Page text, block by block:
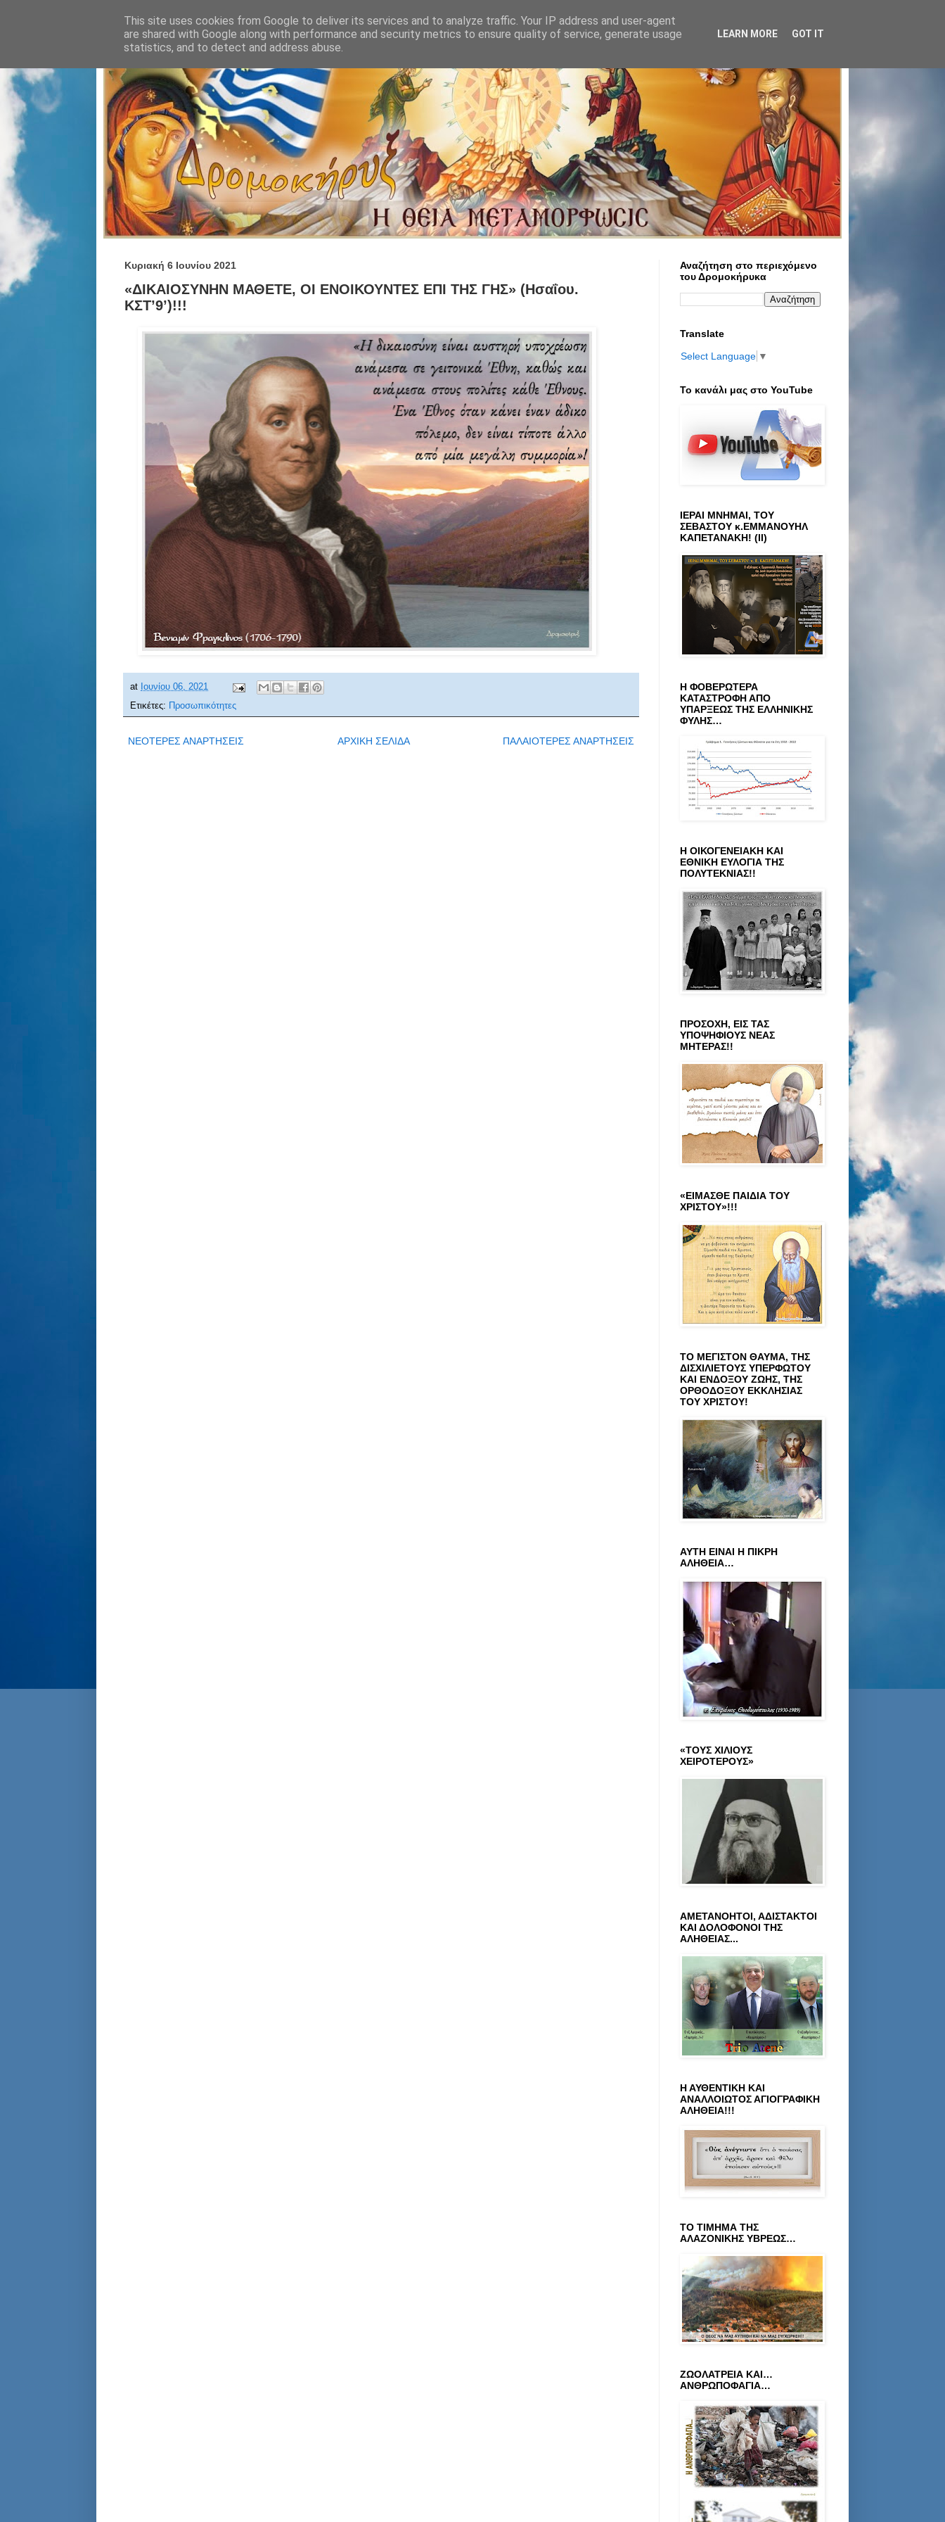
Κυριακή 6 Ιουνίου 2021
«ΔΙΚΑΙΟΣΥΝΗΝ ΜΑΘΕΤΕ, ΟΙ ΕΝΟΙΚΟΥΝΤΕΣ ΕΠΙ ΤΗΣ ΓΗΣ» (Ησαΐου.
ΚΣΤ’9’)!!!
at Ιουνίου 06, 2021
Ετικέτες:
Προσωπικότητες
ΝΕΟΤΕΡΕΣ ΑΝΑΡΤΗΣΕΙΣ ΠΑΛΑΙΟΤΕΡΕΣ ΑΝΑΡΤΗΣΕΙΣ
ΑΡΧΙΚΗ ΣΕΛΙΔΑ
Αναζήτηση στο περιεχόμενο
του Δρομοκήρυκα
Translate
Select Language ▼
Το κανάλι μας στο ΥοuTube
ΙΕΡΑΙ ΜΝΗΜΑΙ, ΤΟΥ
ΣΕΒΑΣΤΟΥ κ.ΕΜΜΑΝΟΥΗΛ
ΚΑΠΕΤΑΝΑΚΗ! (ΙΙ)
Η ΦΟΒΕΡΩΤΕΡΑ
ΚΑΤΑΣΤΡΟΦΗ ΑΠΟ
ΥΠΑΡΞΕΩΣ ΤΗΣ ΕΛΛΗΝΙΚΗΣ
ΦΥΛΗΣ…
Η ΟΙΚΟΓΕΝΕΙΑΚΗ ΚΑΙ
ΕΘΝΙΚΗ ΕΥΛΟΓΙΑ ΤΗΣ
ΠΟΛΥΤΕΚΝΙΑΣ!!
ΠΡΟΣΟΧΗ, ΕΙΣ ΤΑΣ
ΥΠΟΨΗΦΙΟΥΣ ΝΕΑΣ
ΜΗΤΕΡΑΣ!!
«ΕΙΜΑΣΘΕ ΠΑΙΔΙΑ ΤΟΥ
ΧΡΙΣΤΟΥ»!!!
ΤΟ ΜΕΓΙΣΤΟΝ ΘΑΥΜΑ, ΤΗΣ
ΔΙΣΧΙΛΙΕΤΟΥΣ ΥΠΕΡΦΩΤΟΥ
ΚΑΙ ΕΝΔΟΞΟΥ ΖΩΗΣ, ΤΗΣ
ΟΡΘΟΔΟΞΟΥ ΕΚΚΛΗΣΙΑΣ
ΤΟΥ ΧΡΙΣΤΟΥ!
ΑΥΤΗ ΕΙΝΑΙ Η ΠΙΚΡΗ
ΑΛΗΘΕΙΑ…
«ΤΟΥΣ ΧΙΛΙΟΥΣ
ΧΕΙΡΟΤΕΡΟΥΣ»
ΑΜΕΤΑΝΟΗΤΟΙ, ΑΔΙΣΤΑΚΤΟΙ
ΚΑΙ ΔΟΛΟΦΟΝΟΙ ΤΗΣ
ΑΛΗΘΕΙΑΣ...
Η ΑΥΘΕΝΤΙΚΗ ΚΑΙ
ΑΝΑΛΛΟΙΩΤΟΣ ΑΓΙΟΓΡΑΦΙΚΗ
ΑΛΗΘΕΙΑ!!!
ΤΟ ΤΙΜΗΜΑ ΤΗΣ
ΑΛΑΖΟΝΙΚΗΣ ΥΒΡΕΩΣ…
ΖΩΟΛΑΤΡΕΙΑ ΚΑΙ…
ΑΝΘΡΩΠΟΦΑΓΙΑ…
This site uses cookies from Google to deliver its services and to analyze traffic. Your IP address and user-agent
are shared with Google along with performance and security metrics to ensure quality of service, generate usage
statistics, and to detect and address abuse.
LEARN MORE GOT IT